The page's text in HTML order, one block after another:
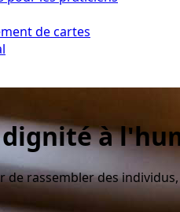
de cartes
dignité à
de rassembler des